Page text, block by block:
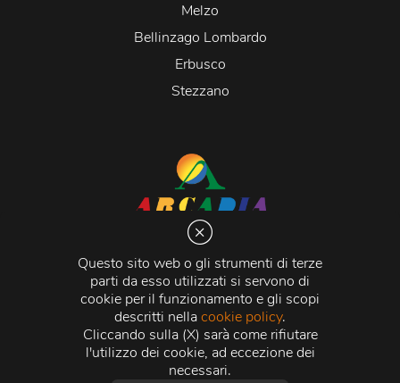
Questo sito web o gli strumenti di terze
parti da esso utilizzati si servono di
cookie per il funzionamento e gli scopi
descritti nellacookie policy.
Cliccando sulla (X) sarà come rifiutare
l'utilizzo dei cookie, ad eccezione dei
necessari.
Melzo
Bellinzago Lombardo
Erbusco
Stezzano
Via Martiri della Libertà 20066 Melzo (MI)
C.C.I.A.A. - R.E.A di Milano n. 1427910
Registro delle Imprese di Milano n. 338392 -
Fiscale e Partita Iva11015840157 | Capitale Sociale
500.000,00 i.v.
Credits:Crea Informatica S.r.l. 2026 © Tutti i diritti
riservati.